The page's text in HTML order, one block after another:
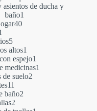
producto
asientos de ducha y
baño1
4040
productos
55
productos
altos1
producto
espejo1
producto
medicinas1
de suelo2
11
productos
baño22
2